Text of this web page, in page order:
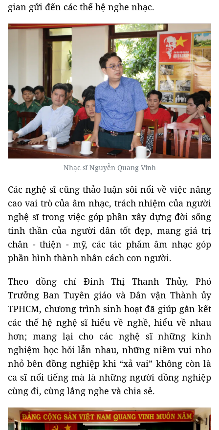
gian gửi đến các thế hệ nghe nhạc.
Nhạc sĩ Nguyễn Quang Vinh
Các nghệ sĩ cũng thảo luận sôi nổi về việc nâng
cao vai trò của âm nhạc, trách nhiệm của người
nghệ sĩ trong việc góp phần xây dựng đời sống
tinh thần của người dân tốt đẹp, mang giá trị
chân - thiện - mỹ, các tác phẩm âm nhạc góp
phần hình thành nhân cách con người.
Theo đồng chí Đinh Thị Thanh Thủy, Phó
Trưởng Ban Tuyên giáo và Dân vận Thành ủy
TPHCM, chương trình sinh hoạt đã giúp gắn kết
các thế hệ nghệ sĩ hiểu về nghề, hiểu về nhau
hơn; mang lại cho các nghệ sĩ những kinh
nghiệm học hỏi lẫn nhau, những niềm vui nho
nhỏ bên đồng nghiệp khi “xả vai” không còn là
ca sĩ nổi tiếng mà là những người đồng nghiệp
cùng đi, cùng lắng nghe và chia sẻ.